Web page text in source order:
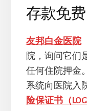
存款免
友邦白金医院
院，询问它们
任何住院押金
系统向医院入
险保证书（LOG